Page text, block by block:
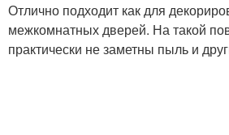
Отлично подходит как для
межкомнатных дверей. На такой
практически не заметны пыль и